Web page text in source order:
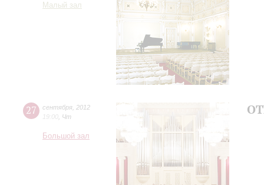
Малый зал
27 сентября 2012
19:00 Чт
Большой зал